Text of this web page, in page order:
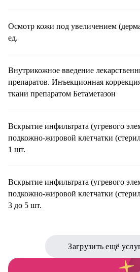
Осмотр кожи под увеличением
ед.
Внутрикожное введение
препаратов. Инъекционная
ткани препаратом Бетаметазон
Вскрытие инфильтрата (угревого
подкожно-жировой клетчатки
1 шт.
Вскрытие инфильтрата (угревого
подкожно-жировой клетчатки
3 до 5 шт.
Загрузить ещё